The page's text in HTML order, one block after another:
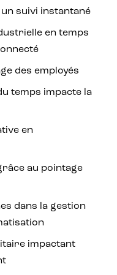
suivi instantané
en temps
des employés
temps impacte la
en
au pointage
dans la gestion
impactant